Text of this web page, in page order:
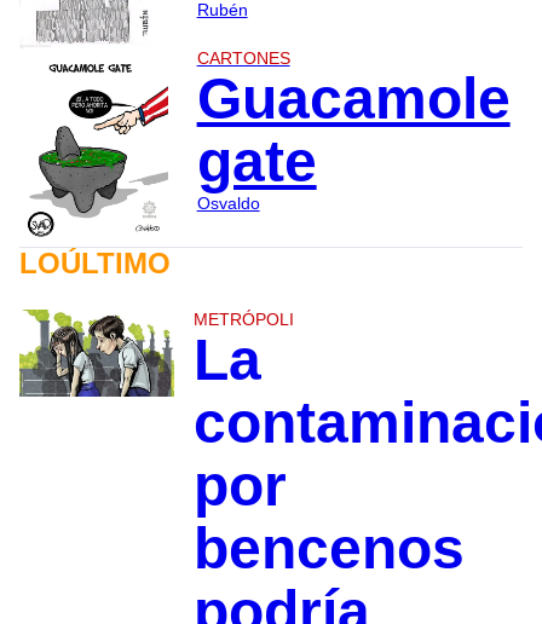
Rubén
CARTONES
Guacamole
gate
Osvaldo
LOÚLTIMO
METRÓPOLI
La
por
bencenos
podría